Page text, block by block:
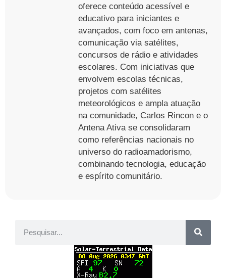
oferece conteúdo acessível e
educativo para iniciantes e
avançados, com foco em antenas,
comunicação via satélites,
concursos de rádio e atividades
escolares. Com iniciativas que
envolvem escolas técnicas,
projetos com satélites
meteorológicos e ampla atuação
na comunidade, Carlos Rincon e o
Antena Ativa se consolidaram
como referências nacionais no
universo do radioamadorismo,
combinando tecnologia, educação
e espírito comunitário.